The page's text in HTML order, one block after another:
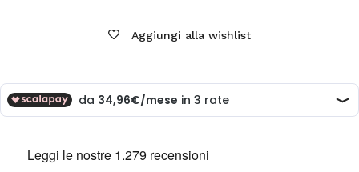
Aggiungi alla wishlist